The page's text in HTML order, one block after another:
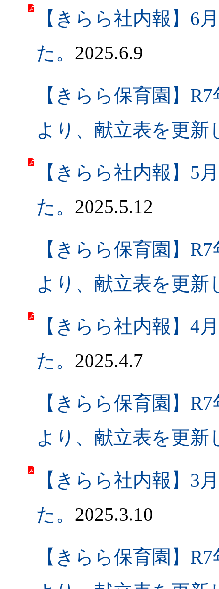
【きらら社内報】6
た。 2025.6.9
【きらら保育園】
より、献立表を更新
【きらら社内報】5
た。 2025.5.12
【きらら保育園】
より、献立表を更新
【きらら社内報】4
た。 2025.4.7
【きらら保育園】
より、献立表を更新
【きらら社内報】3
た。 2025.3.10
【きらら保育園】